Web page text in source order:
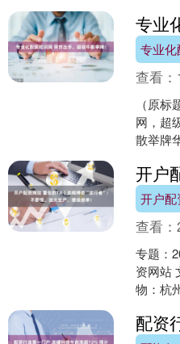
局将基
专业
查看：
（原
网，超
散举牌
间，华
开户
查看：
专题：
资网站
物：杭
期，成